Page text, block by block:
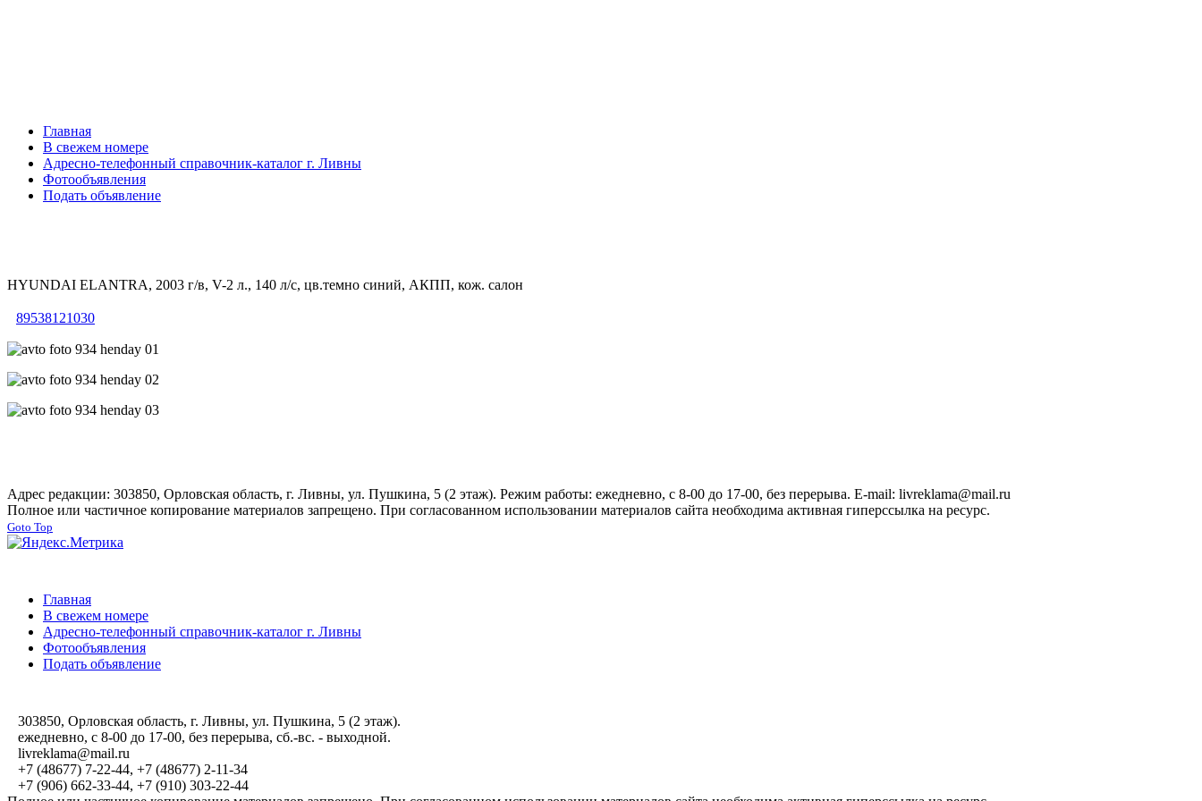
Главная
В свежем номере
Адресно-телефонный справочник-каталог г. Ливны
Фотообъявления
Подать объявление
HYUNDAI ELANTRA, 2003 г/в, V-2 л., 140 л/с, цв.темно синий, АКПП, кож. салон
89538121030
Адрес редакции: 303850, Орловская область, г. Ливны, ул. Пушкина, 5 (2 этаж). Режим работы: ежедневно, с 8-00 до 17-00, без перерыва. E-mail: livreklama@mail.ru
Полное или частичное копирование материалов запрещено. При согласованном использовании материалов сайта необходима активная гиперссылка на ресурс.
Goto Top
Главная
В свежем номере
Адресно-телефонный справочник-каталог г. Ливны
Фотообъявления
Подать объявление
303850, Орловская область, г. Ливны, ул. Пушкина, 5 (2 этаж).
ежедневно, с 8-00 до 17-00, без перерыва, сб.-вс. - выходной.
livreklama@mail.ru
+7 (48677) 7-22-44, +7 (48677) 2-11-34
+7 (906) 662-33-44, +7 (910) 303-22-44